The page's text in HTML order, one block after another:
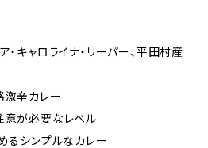
キャロライナ・リーパー、平田村産
激辛カレー
意が必要なレベル
るシンプルなカレー